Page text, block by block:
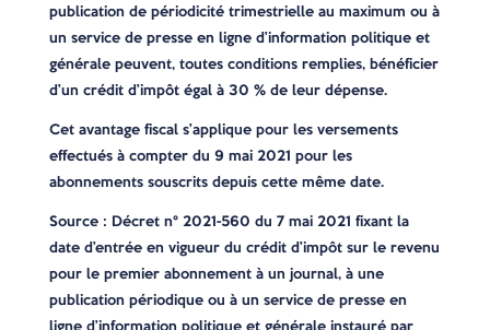
publication de périodicité trimestrielle au maximum ou à
un service de presse en ligne d’information politique et
générale peuvent, toutes conditions remplies, bénéficier
d’un crédit d’impôt égal à 30 % de leur dépense.
Cet avantage fiscal s’applique pour les versements
effectués à compter du 9 mai 2021 pour les
abonnements souscrits depuis cette même date.
Source : Décret n° 2021-560 du 7 mai 2021 fixant la
date d’entrée en vigueur du crédit d’impôt sur le revenu
pour le premier abonnement à un journal, à une
publication périodique ou à un service de presse en